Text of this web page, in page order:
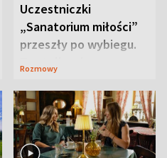
Uczestniczki
„Sanatorium miłości”
przeszły po wybiegu.
Te stylizacje
Rozmowy